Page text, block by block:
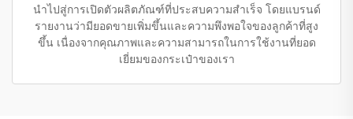
นำไปสู่การเปิดตัวผลิตภัณฑ์ที่ประสบความสำเร็จ โดยแบรนด์
รายงานว่ามียอดขายเพิ่มขึ้นและความพึงพอใจของลูกค้าที่สูง
ขึ้น เนื่องจากคุณภาพและความสามารถในการใช้งานที่ยอด
เยี่ยมของกระเป๋าของเรา